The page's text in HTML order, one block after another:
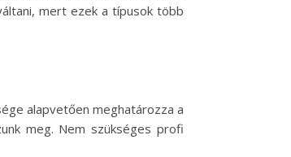
mert ezek a típusok több
alapvetően meghatározza a
meg. Nem szükséges profi